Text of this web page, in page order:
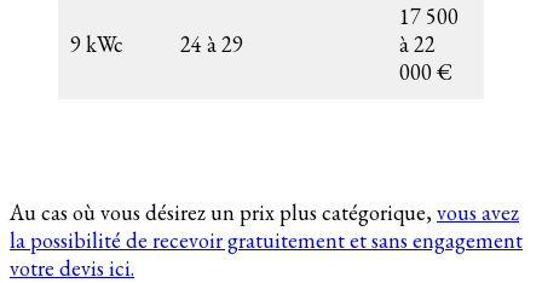
9 kWc 24 à 29
17 500
à 22
000 €
Au cas où vous désirez un prix plus catégorique,vous avez
la possibilité de recevoir gratuitement et sans engagement
votre devis ici.